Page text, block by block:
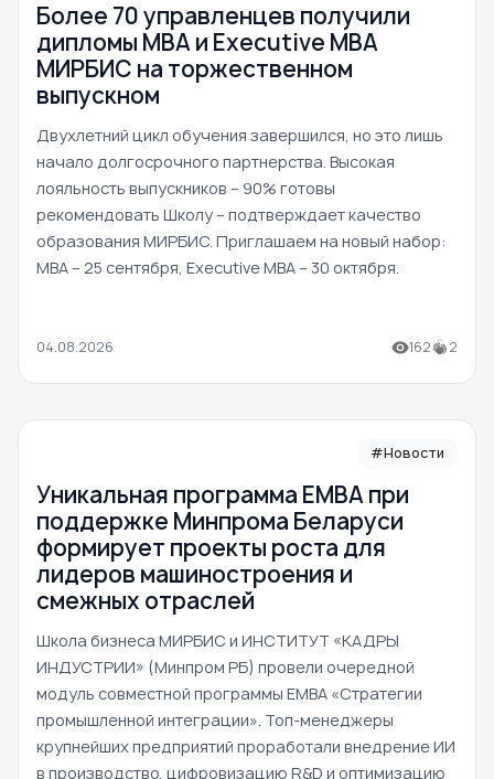
Более 70 управленцев получили
дипломы MBA и Executive MBA
МИРБИС на торжественном
выпускном
Двухлетний цикл обучения завершился, но это лишь
начало долгосрочного партнерства. Высокая
лояльность выпускников – 90% готовы
рекомендовать Школу – подтверждает качество
образования МИРБИС. Приглашаем на новый набор:
MBA – 25 сентября, Executive MBA – 30 октября.
04.08.2026 162 2
#Новости
Уникальная программа ЕМВА при
поддержке Минпрома Беларуси
формирует проекты роста для
лидеров машиностроения и
смежных отраслей
Школа бизнеса МИРБИС и ИНСТИТУТ «КАДРЫ
ИНДУСТРИИ» (Минпром РБ) провели очередной
модуль совместной программы EMBA «Стратегии
промышленной интеграции». Топ-менеджеры
крупнейших предприятий проработали внедрение ИИ
в производство, цифровизацию R&D и оптимизацию